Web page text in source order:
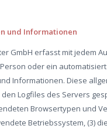
und Informationen
GmbH erfasst mit jedem
oder ein
Informationen. Diese
Logfiles des Servers
Browsertypen und
Betriebssystem, (3)